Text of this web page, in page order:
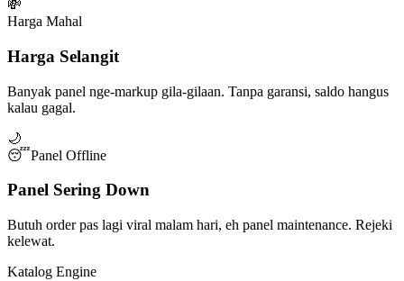
💸
Harga Mahal
Harga Selangit
Banyak panel nge-markup gila-gilaan. Tanpa garansi, saldo hangus
kalau gagal.
🌙
😴Panel Offline
Panel Sering Down
Butuh order pas lagi viral malam hari, eh panel maintenance. Rejeki
kelewat.
Katalog Engine